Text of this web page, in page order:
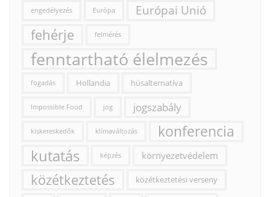
engedélyezés Európa Európai Unió
fehérje felmérés
fenntartható élelmezés
fogadás Hollandia húsalternatíva
Impossible Food jog jogszabály
kiskereskedők klímaváltozás konferencia
kutatás képzés környezetvédelem
közétkeztetés közétkeztetési verseny